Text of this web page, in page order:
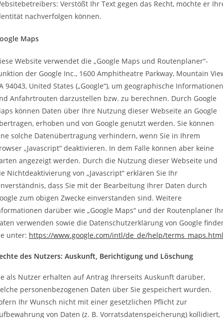
Verstößt Ihr Text gegen das Recht, möchte er
nachverfolgen können.
Maps
Website verwendet die „Google Maps und Routenplaner“-
der Google Inc., 1600 Amphitheatre Parkway, Mountain
94043, United States („Google“), um geographische Informationen
Anfahrtrouten darzustellen bzw. zu berechnen. Durch Google
können Daten über Ihre Nutzung dieser Webseite an Google
erhoben und von Google genutzt werden. Sie können
solche Datenübertragung verhindern, wenn Sie in Ihrem
„Javascript“ deaktivieren. In dem Falle können aber keine
angezeigt werden. Durch die Nutzung dieser Webseite und
Nichtdeaktivierung von „Javascript“ erklären Sie Ihr
dass Sie mit der Bearbeitung Ihrer Daten durch
zum obigen Zwecke einverstanden sind. Weitere
darüber wie „Google Maps“ und der Routenplaner
verwenden sowie die Datenschutzerklärung von Google
unter: https://www.google.com/intl/de_de/help/terms_maps.html
des Nutzers: Auskunft, Berichtigung und Löschung
als Nutzer erhalten auf Antrag Ihrerseits Auskunft darüber,
personenbezogenen Daten über Sie gespeichert wurden.
Ihr Wunsch nicht mit einer gesetzlichen Pflicht zur
von Daten (z. B. Vorratsdatenspeicherung) kollidiert,